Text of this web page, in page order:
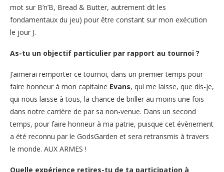
mot sur B’n’B, Bread & Butter, autrement dit les
fondamentaux du jeu) pour être constant sur mon exécution
le jour J.
As-tu un objectif particulier par rapport au tournoi ?
J’aimerai remporter ce tournoi, dans un premier temps pour
faire honneur à mon capitaine Evans, qui me laisse, que dis-je,
qui nous laisse à tous, la chance de briller au moins une fois
dans notre carrière de par sa non-venue. Dans un second
temps, pour faire honneur à ma patrie, puisque cet évènement
a été reconnu par le GodsGarden et sera retransmis à travers
le monde. AUX ARMES !
Quelle expérience retires-tu de ta participation à